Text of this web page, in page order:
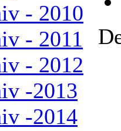
- 2010
- 2011
- 2012
-2013
-2014